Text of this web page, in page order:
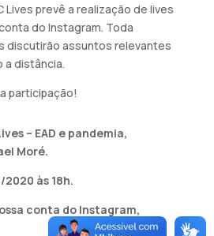
Lives prevê a realização de lives
do Instagram. Toda
discutirão assuntos relevantes
a distância.
participação!
– EAD e pandemia,
Moré.
2020 às 18h.
conta do Instagram,